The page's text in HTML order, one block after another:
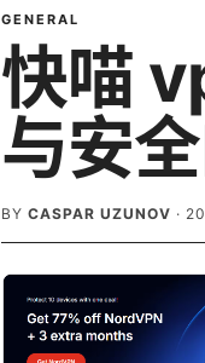
GENERAL
快喵
与安
BY CASPAR UZUNOV ·